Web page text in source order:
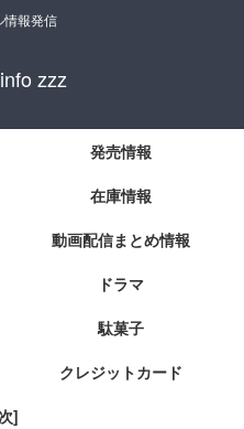
情報発信
zzz
発売情報
在庫情報
動画配信まとめ情報
ドラマ
駄菓子
クレジットカード
]